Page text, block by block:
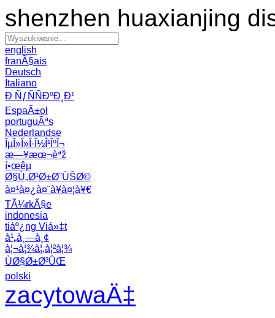
shenzhen huaxianjing
english
franÃ§ais
Deutsch
Italiano
Ð ÑƒÑÑÐºÐ¸Ð¹
EspaÃ±ol
portuguÃªs
Nederlandse
ÎµÎ»Î»Î·Î½Î¹ÎºÎ¬
æ—¥æœ¬èªž
í•œêµ­
Ø§Ù„Ø¹Ø±Ø¨ÙŠØ©
à¤¹à¤¿à¤¨à¥à¤¦à¥€
TÃ¼rkÃ§e
indonesia
tiáº¿ng Viá»‡t
à¹„à¸—à¸¢
à¦¬à¦¾à¦‚à¦²à¦¾
ÙØ§Ø±Ø³ÛŒ
polski
zacytowaÄ‡